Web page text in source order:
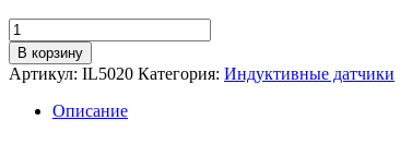
Количество
товара
Индуктивный
датчик
il5020
В корзину
Артикул: IL5020 Категория: Индуктивные датчики
Описание